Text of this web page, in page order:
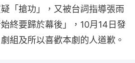
「搶功」，又被台詞指導張雨
終要歸於幕後」，10月14日發
組及所以喜歡本劇的人道歉。